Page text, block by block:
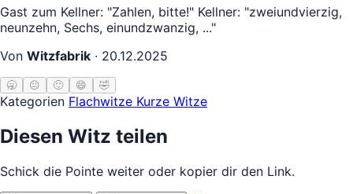
Gast zum Kellner: "Zahlen, bitte!" Kellner: "zweiundvierzig,
neunzehn, Sechs, einundzwanzig, ..."
Von Witzfabrik · 20.12.2025
🥱 😐 🙂 😄 🤣
Kategorien Flachwitze Kurze Witze
Diesen Witz teilen
Schick die Pointe weiter oder kopier dir den Link.